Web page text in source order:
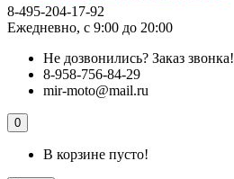
8-495-204-17-92
Ежедневно, с 9:00 до 20:00
Не дозвонились? Заказ звонка!
8-958-756-84-29
mir-moto@mail.ru
0
В корзине пусто!